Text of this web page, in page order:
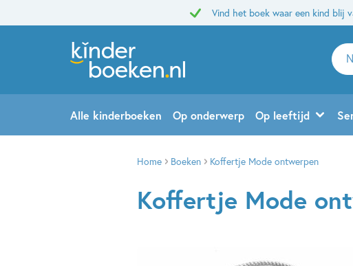
Vind het boek waar een kind blij
naar
en
Alle kinderboeken Op onderwerp Op leeftijd
Home Boeken Koffertje Mode ontwerpen
Koffertje Mode